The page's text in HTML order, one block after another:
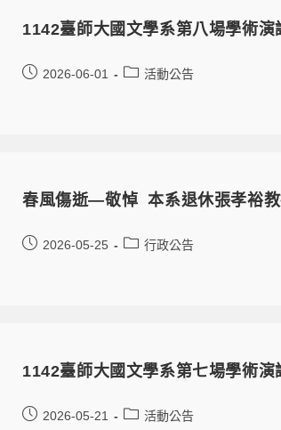
1142臺師大國文學系第八場學術演
2026-06-01 活動公告
春風傷逝—敬悼 本系退休張孝裕
2026-05-25 行政公告
1142臺師大國文學系第七場學術演
2026-05-21 活動公告